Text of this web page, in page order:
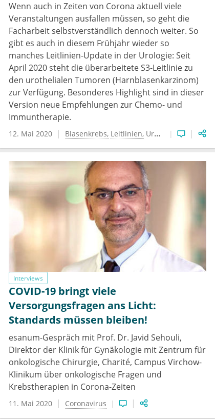
Wenn auch in Zeiten von Corona aktuell viele
Veranstaltungen ausfallen müssen, so geht die
Facharbeit selbstverständlich dennoch weiter. So
gibt es auch in diesem Frühjahr wieder so
manches Leitlinien-Update in der Urologie: Seit
April 2020 steht die überarbeitete S3-Leitlinie zu
den urothelialen Tumoren (Harnblasenkarzinom)
zur Verfügung. Besonderes Highlight sind in dieser
Version neue Empfehlungen zur Chemo- und
Immuntherapie.
12. Mai 2020 Blasenkrebs Leitlinien Urologie
Interviews
COVID-19 bringt viele
Versorgungsfragen ans Licht:
Standards müssen bleiben!
esanum-Gespräch mit Prof. Dr. Javid Sehouli,
Direktor der Klinik für Gynäkologie mit Zentrum für
onkologische Chirurgie, Charité, Campus Virchow-
Klinikum über onkologische Fragen und
Krebstherapien in Corona-Zeiten
11. Mai 2020 Coronavirus